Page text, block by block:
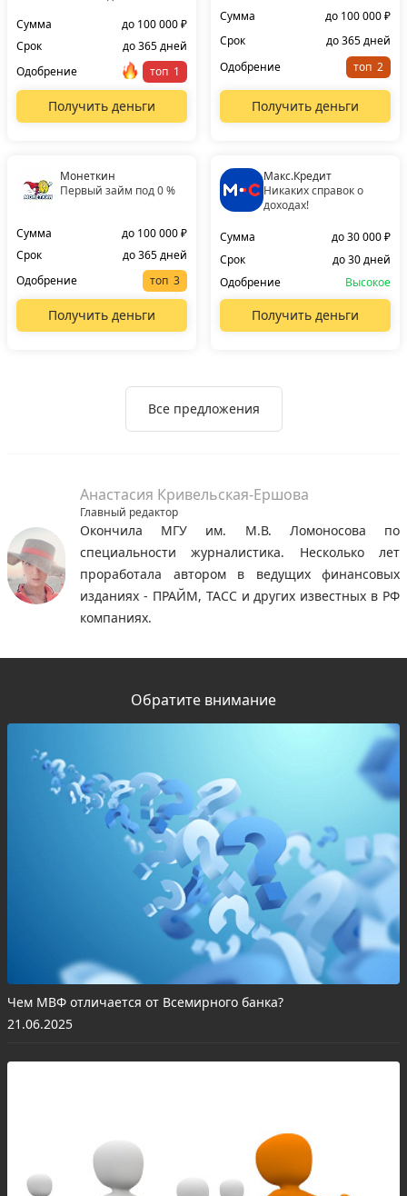
Сумма
до 100 000 ₽
Срок
до 365 дней
Одобрение
топ
Получить деньги
Сумма
до 100 000 ₽
Срок
до 365 дней
Одобрение
топ
Получить деньги
Монеткин
Первый займ под 0 %
Сумма
до 100 000 ₽
Срок
до 365 дней
Одобрение
топ
Получить деньги
Макс.Кредит
Никаких справок о
доходах!
Сумма
до 30 000 ₽
Срок
до 30 дней
Одобрение
Высокое
Получить деньги
Все предложения
Анастасия Кривельская-Ершова
Главный редактор
Окончила МГУ им. М.В. Ломоносова по
специальности журналистика. Несколько лет
проработала автором в ведущих финансовых
изданиях - ПРАЙМ, ТАСС и других известных в РФ
компаниях.
Обратите внимание
Чем МВФ отличается от Всемирного банка?
21.06.2025